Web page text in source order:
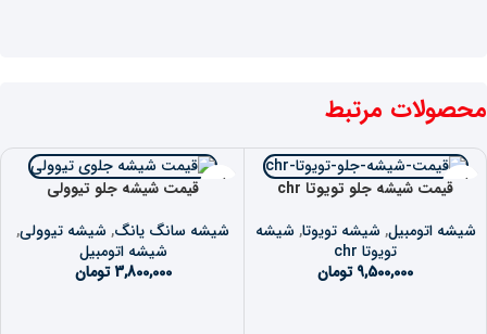
محصولات مرتبط
قیمت شیشه جلو تویوتا chr
شیشه اتومبیل,شیشه تویوتا,شیشه
تویوتا chr
9,500,000 تومان
قیمت شیشه جلو تیوولی
شیشه سانگ یانگ,شیشه تیوولی,
شیشه اتومبیل
3,800,000 تومان